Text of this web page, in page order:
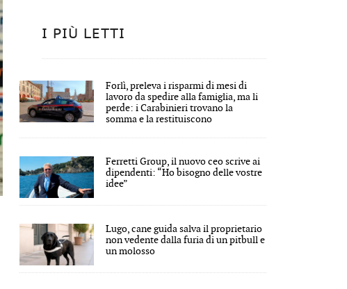
I PIÙ LETTI
Forlì, preleva i risparmi di mesi di
lavoro da spedire alla famiglia, ma li
perde: i Carabinieri trovano la
somma e la restituiscono
Ferretti Group, il nuovo ceo scrive ai
dipendenti: “Ho bisogno delle vostre
idee”
Lugo, cane guida salva il proprietario
non vedente dalla furia di un pitbull e
un molosso